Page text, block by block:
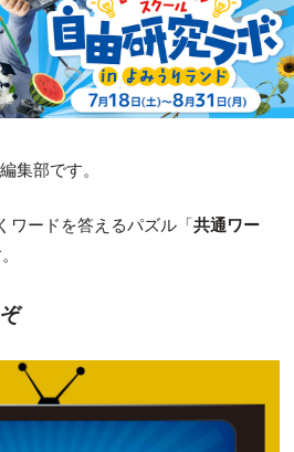
集部です。
ワードを答えるパズル「共通ワー